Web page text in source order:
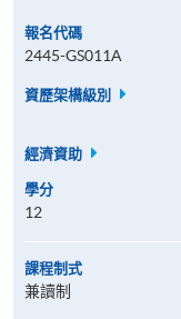
報名代碼
2445-GS011A
資歷架構級別
經濟資助
學分
12
課程制式
兼讀制